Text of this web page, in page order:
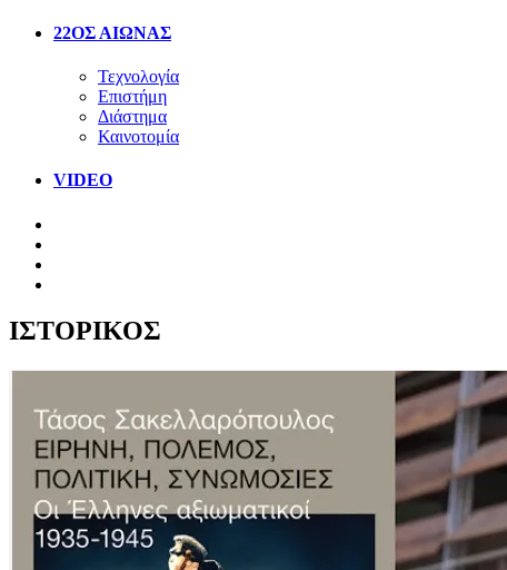
22ΟΣ ΑΙΩΝΑΣ
Τεχνολογία
Επιστήμη
Διάστημα
Καινοτομία
VIDEO
ΙΣΤΟΡΙΚΟΣ